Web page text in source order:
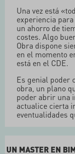
Una vez está
experiencia
un ahorro de
costes. Algo
Obra dispone
en el momento
está en el CDE.
Es genial poder
obra, un plano
poder abrir una
actualice cierta
eventualidades
UN MASTER EN